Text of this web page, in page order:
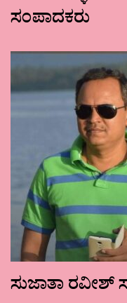
ಸಂಪಾದಕರು
ಸುಜಾತಾ ರವೀಶ್